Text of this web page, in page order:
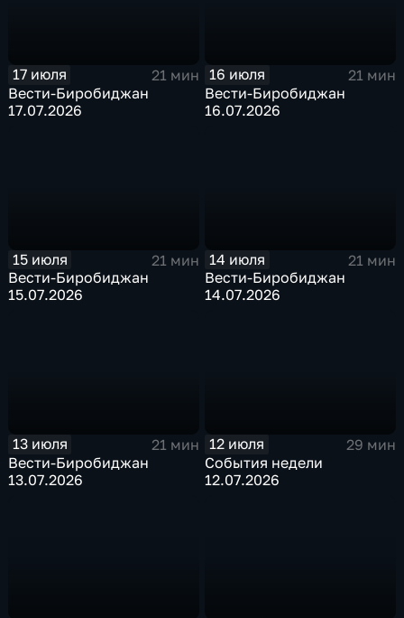
17 июля
21 мин
Вести-Биробиджан
17.07.2026
16 июля
21 мин
Вести-Биробиджан
16.07.2026
15 июля
21 мин
Вести-Биробиджан
15.07.2026
14 июля
21 мин
Вести-Биробиджан
14.07.2026
13 июля
21 мин
Вести-Биробиджан
13.07.2026
12 июля
29 мин
События недели
12.07.2026